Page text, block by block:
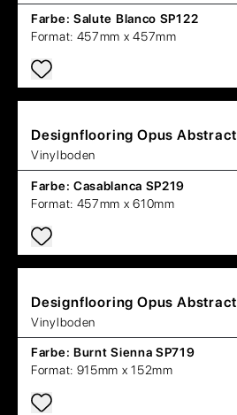
Farbe: Salute Blanco SP122
Format: 457mm x 457mm
Designflooring Opus Abstract
Vinylboden
Farbe: Casablanca SP219
Format: 457mm x 610mm
Designflooring Opus Abstract
Vinylboden
Farbe: Burnt Sienna SP719
Format: 915mm x 152mm